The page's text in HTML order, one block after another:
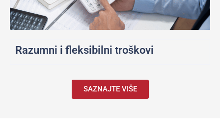
Razumni i fleksibilni troškovi
SAZNAJTE VIŠE